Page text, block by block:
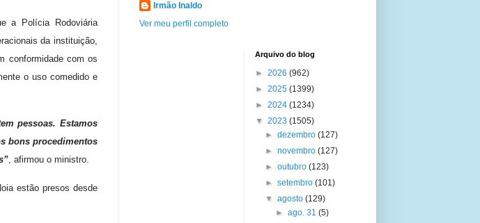
a Polícia Rodoviária
da instituição,
conformidade com os
o uso comedido e
pessoas. Estamos
bons procedimentos
, afirmou o ministro.
estão presos desde
Irmão Inaldo
Ver meu perfil completo
Arquivo do blog
► 2026 (962)
► 2025 (1399)
► 2024 (1234)
▼ 2023 (1505)
►dezembro(127)
►novembro(127)
►outubro(123)
►setembro(101)
▼agosto(129)
► ago. 31 (5)